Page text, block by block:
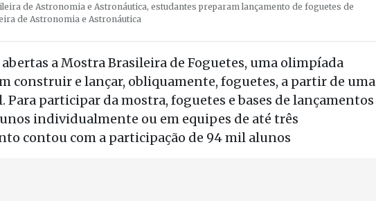
de Astronomia e Astronáutica, estudantes preparam lançamento de foguetes de
de Astronomia e Astronáutica
a Mostra Brasileira de Foguetes, uma olimpíada
construir e lançar, obliquamente, foguetes, a partir de uma
Para participar da mostra, foguetes e bases de lançamentos
individualmente ou em equipes de até três
contou com a participação de 94 mil alunos